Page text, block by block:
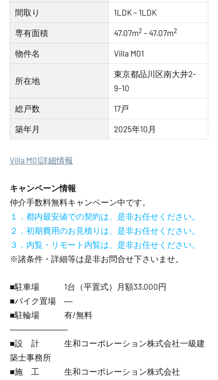
間取り 1LDK – 1LDK
専有面積 47.07m2 – 47.07m2
物件名 Villa M01
所在地
東京都品川区南大井2-
9-10
総戸数 17戸
築年月 2025年10月
Villa M01詳細情報
キャンペーン情報
仲介手数料無料キャンペーン中です。
１．都内最安値での契約は、是非お任せください。
２．初期費用のお見積りは、是非お任せください。
３．内覧・リモート内覧は、是非お任せください。
※諸条件・詳細等は是非お問合せ下さいませ。
■駐車場 1台（平置式）月額33,000円
■バイク置場 ―
■駐輪場 有/無料
―――――――
■設 計 生和コーポレーション株式会社一級建
築士事務所
■施 工 生和コーポレーション株式会社